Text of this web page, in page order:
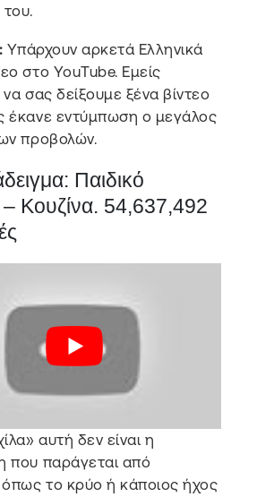
Υπάρχουν αρκετά Ελληνικά
στο YouTube. Εμείς
σας δείξουμε ξένα βίντεο
έκανε εντύμπωση ο μεγάλος
προβολών.
Παιδικό
– Κουζίνα. 54,637,492
αυτή δεν είναι η
που παράγεται από
όπως το κρύο ή κάποιος ήχος